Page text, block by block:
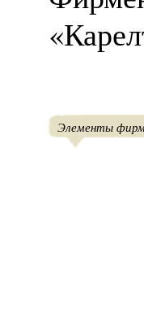
Элементы